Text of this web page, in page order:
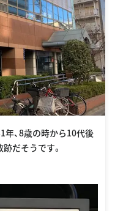
、8歳の時から10代後
だそうです。